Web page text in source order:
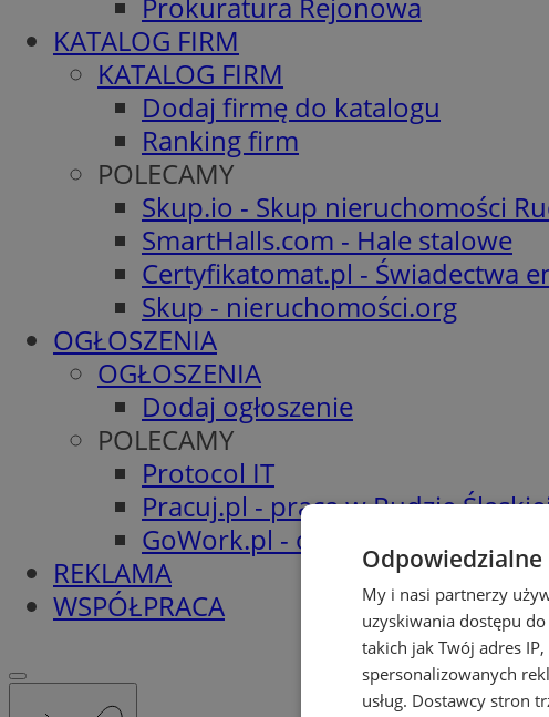
KATALOG FIRM
KATALOG FIRM
Dodaj firmę do katalogu
Ranking firm
POLECAMY
Skup.io - Skup nieruchomości
SmartHalls.com - Hale stalowe
Certyfikatomat.pl - Świadectwa
Skup - nieruchomości.org
OGŁOSZENIA
OGŁOSZENIA
Dodaj ogłoszenie
POLECAMY
Protocol IT
Pracuj.pl - praca w Rudzie
GoWork.pl - oferty pracy
REKLAMA
WSPÓŁPRACA
Odpowiedzialne
My i nasi partnerzy
uzyskiwania dostępu
takich jak Twój adres
spersonalizowanych
usług. Dostawcy stron